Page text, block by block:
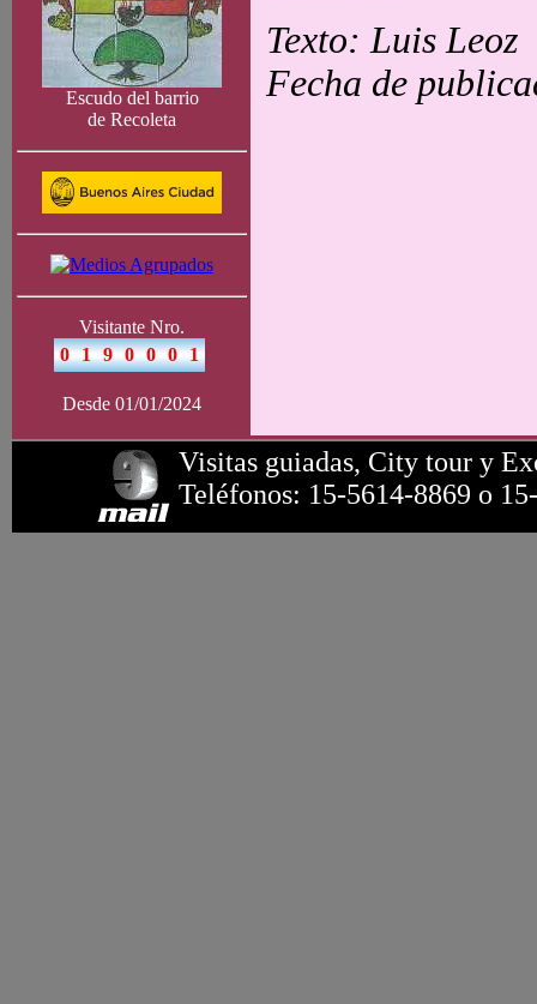
Escudo del barrio
de Recoleta
Visitante Nro.
Desde 01/01/2024
Texto: Luis Leoz
Fecha de
Visitas guiadas, City tour y
Teléfonos: 15-5614-8869 o